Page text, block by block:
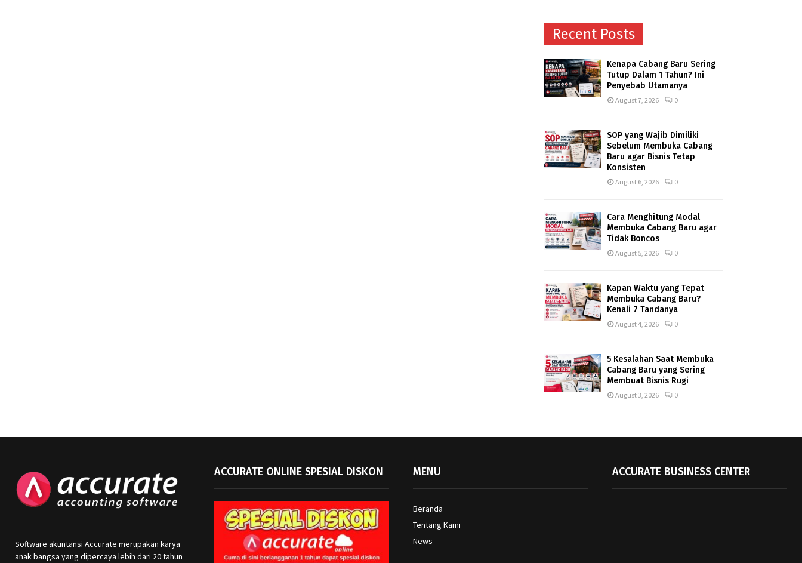
Recent Posts
Kenapa Cabang Baru Sering
Tutup Dalam 1 Tahun? Ini
Penyebab Utamanya
August 7, 2026 0
SOP yang Wajib Dimiliki
Sebelum Membuka Cabang
Baru agar Bisnis Tetap
Konsisten
August 6, 2026 0
Cara Menghitung Modal
Membuka Cabang Baru agar
Tidak Boncos
August 5, 2026 0
Kapan Waktu yang Tepat
Membuka Cabang Baru?
Kenali 7 Tandanya
August 4, 2026 0
5 Kesalahan Saat Membuka
Cabang Baru yang Sering
Membuat Bisnis Rugi
August 3, 2026 0
Software akuntansi Accurate merupakan karya
anak bangsa yang dipercaya lebih dari 20 tahun
ACCURATE ONLINE SPESIAL DISKON MENU
Beranda
Tentang Kami
News
ACCURATE BUSINESS CENTER